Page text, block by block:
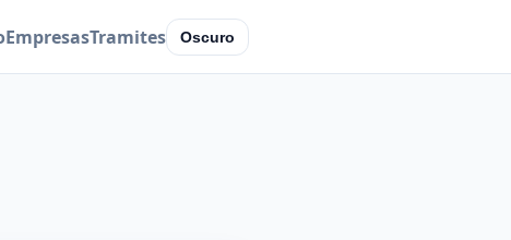
EmpresasTramites Oscuro